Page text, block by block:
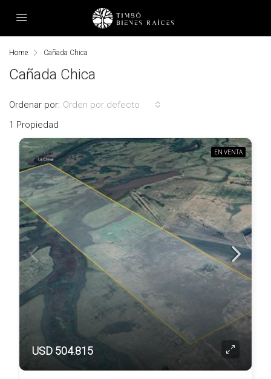
Home Cañada Chica
Cañada Chica
1 Propiedad
Ordenar por: Orden por defecto
EN VENTA
USD 504.815